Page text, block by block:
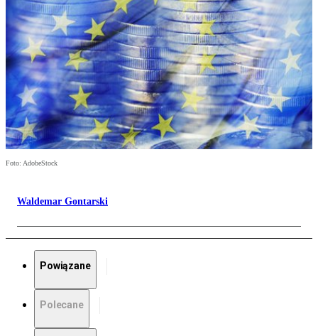
Foto: AdobeStock
Waldemar Gontarski
Powiązane
Polecane